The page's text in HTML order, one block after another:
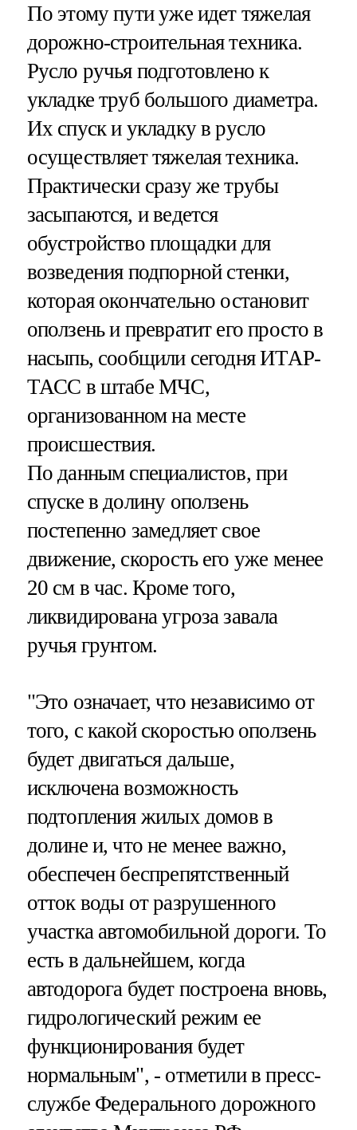
По этому пути уже идет тяжелая
дорожно-строительная техника.
Русло ручья подготовлено к
укладке труб большого диаметра.
Их спуск и укладку в русло
осуществляет тяжелая техника.
Практически сразу же трубы
засыпаются, и ведется
обустройство площадки для
возведения подпорной стенки,
которая окончательно остановит
оползень и превратит его просто в
насыпь, сообщили сегодня ИТАР-
ТАСС в штабе МЧС,
организованном на месте
происшествия.
По данным специалистов, при
спуске в долину оползень
постепенно замедляет свое
движение, скорость его уже менее
20 см в час. Кроме того,
ликвидирована угроза завала
ручья грунтом.
"Это означает, что независимо от
того, с какой скоростью оползень
будет двигаться дальше,
исключена возможность
подтопления жилых домов в
долине и, что не менее важно,
обеспечен беспрепятственный
отток воды от разрушенного
участка автомобильной дороги. То
есть в дальнейшем, когда
автодорога будет построена вновь,
гидрологический режим ее
функционирования будет
нормальным", - отметили в пресс-
службе Федерального дорожного